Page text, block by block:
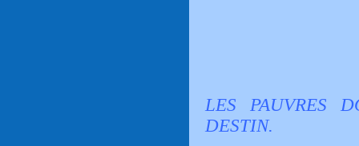
LES PAUVRES
DESTIN.